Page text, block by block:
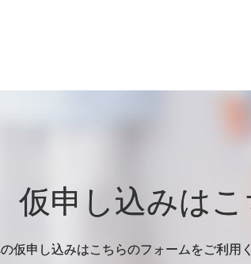
仮申し込みはこ
仮申し込みはこちらのフォームをご利